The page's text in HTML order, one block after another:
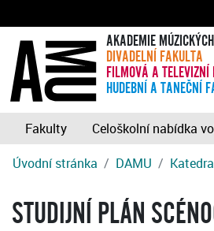
AKADEMIE
DIVADELNÍ FAKULTA
FILMOVÁ A TELEVIZNÍ
HUDEBNÍ A TANEČNÍ
Fakulty Celoškolní nabídka
Úvodní stránka
DAMU
STUDIJNÍ PLÁN